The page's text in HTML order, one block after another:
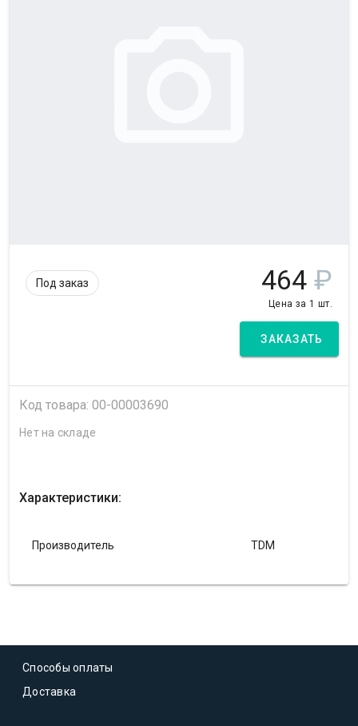
Под заказ 464 ₽
Цена за 1 шт.
ЗАКАЗАТЬ
Код товара: 00-00003690
Нет на складе
Характеристики:
Производитель TDM
Способы оплаты
Доставка